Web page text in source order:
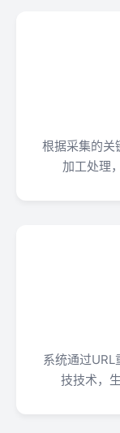
根据采集的关
加工处理
系统通过
技技术，